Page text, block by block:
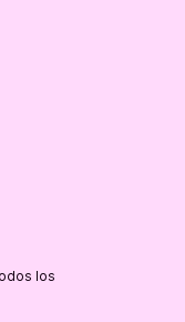
los